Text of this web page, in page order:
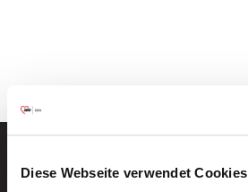
Diese Webseite verwendet Cookies